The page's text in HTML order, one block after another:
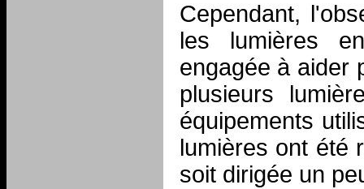
Cependant,
les lumières
engagée à aider
plusieurs
équipements
lumières ont été
soit dirigée un